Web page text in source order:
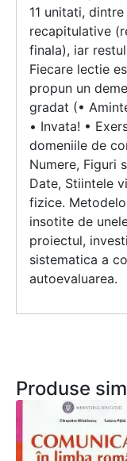
11 unitati,
recapitulative
finala), iar
Fiecare lectie
propun un
gradat (•
• Invata! •
domeniile de
Numere, Figuri
Date, Stiintele
fizice.
insotite de
proiectul,
sistematica a
autoevaluarea.
Produse